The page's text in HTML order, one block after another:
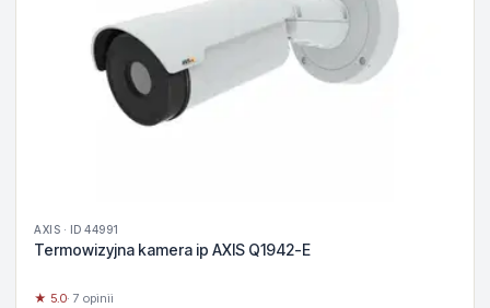
AXIS · ID 44991
Termowizyjna kamera ip AXIS Q1942-E
★ 5.0· 7 opinii